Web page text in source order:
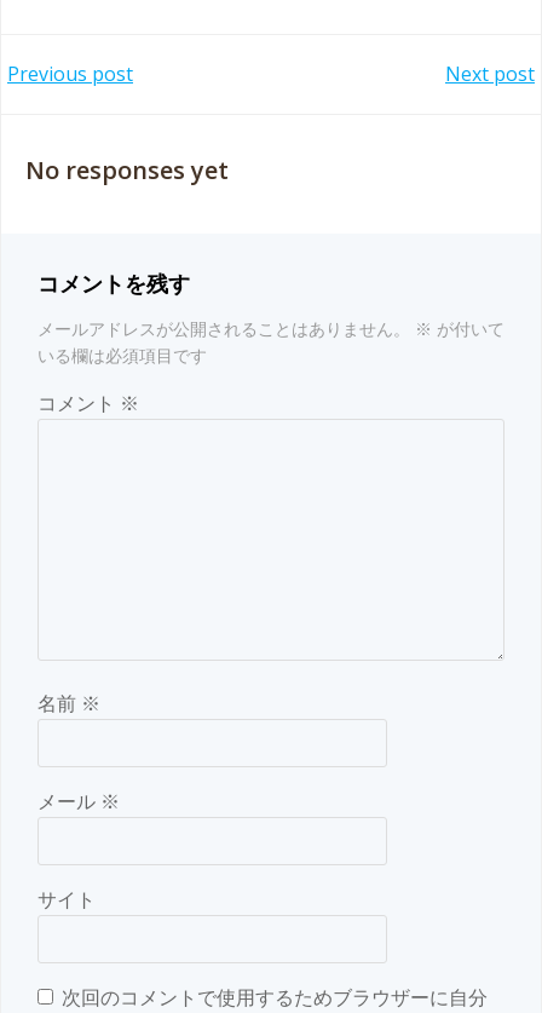
Post
navigation
Previous post Next post
No responses yet
コメントを残す
メールアドレスが公開されることはありません。 ※ が付いて
いる欄は必須項目です
コメント ※
名前 ※
メール ※
サイト
次回のコメントで使用するためブラウザーに自分